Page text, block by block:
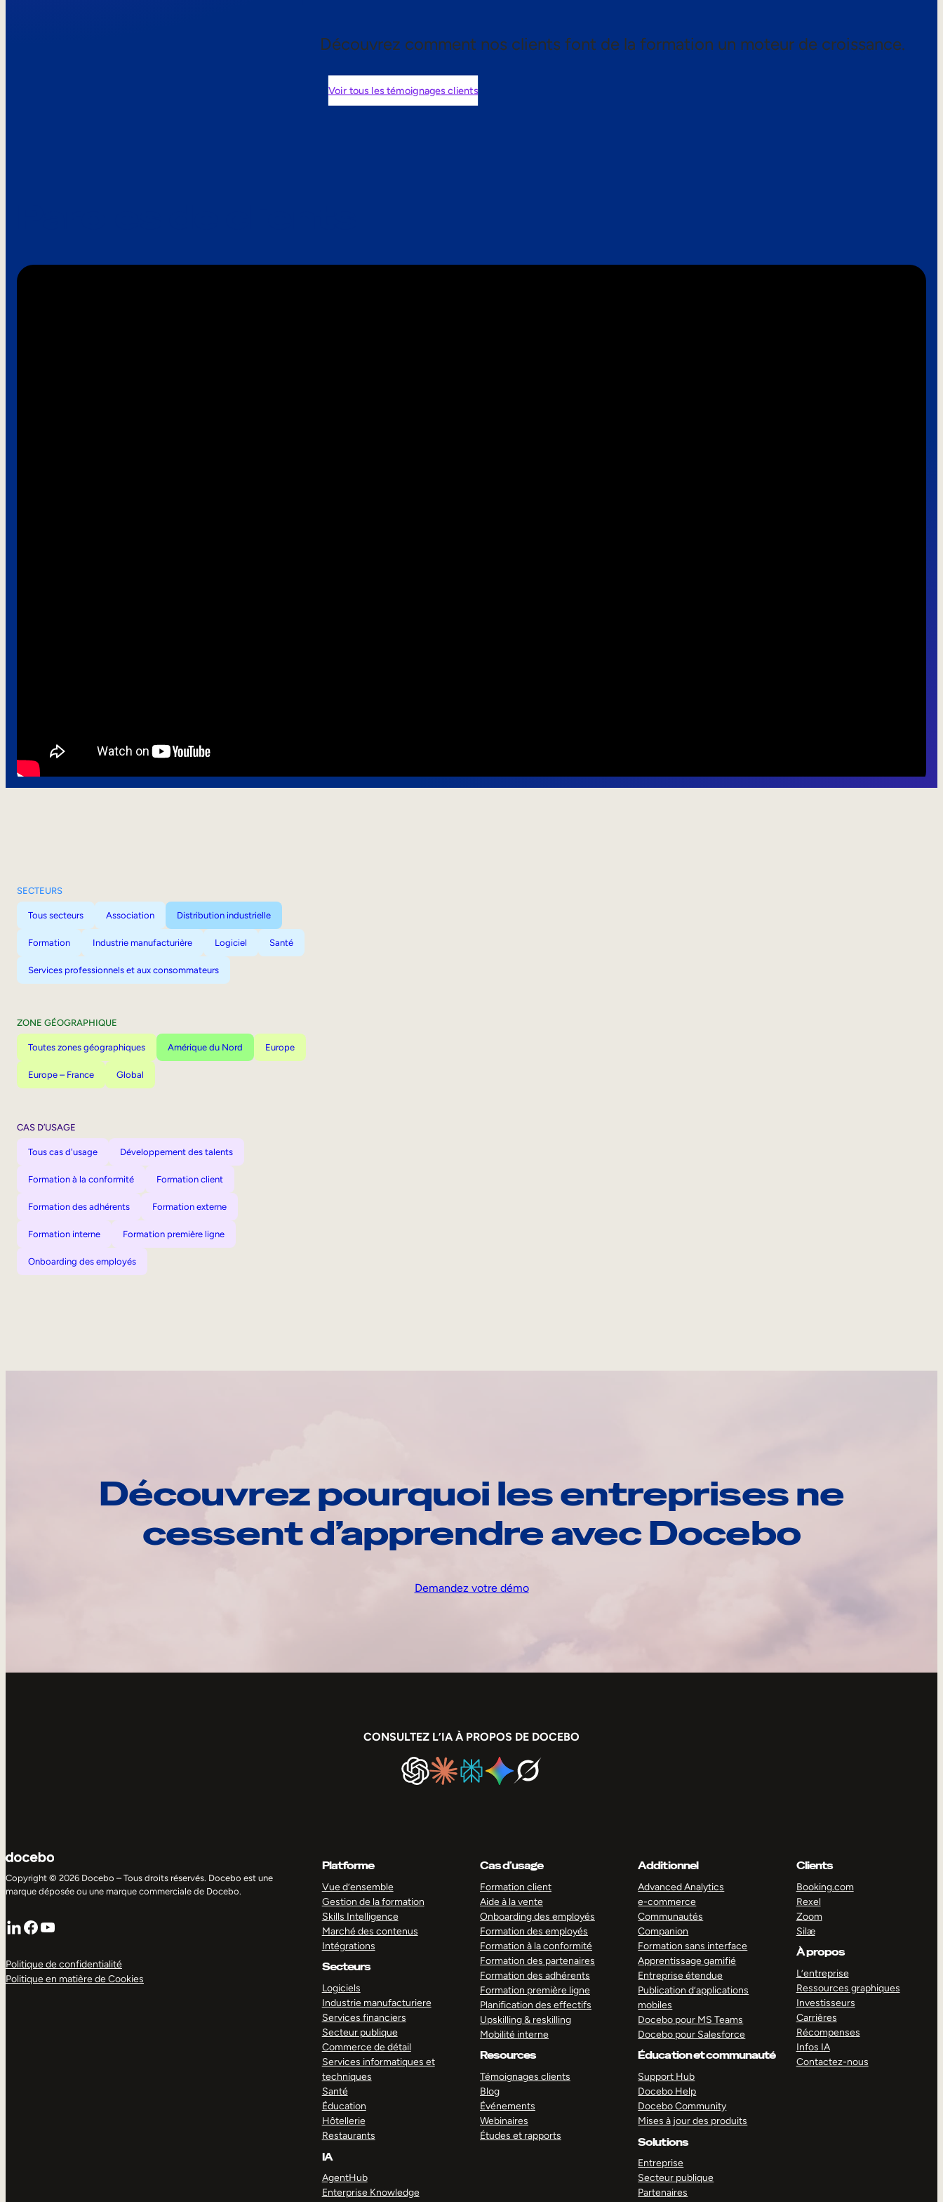
Découvrez comment nos clients font de la formation un moteur de croissance.
Voir tous les témoignages clients
SECTEURS
Tous secteurs Association Distribution industrielle
Formation Industrie manufacturière Logiciel Santé
Services professionnels et aux consommateurs
ZONE GÉOGRAPHIQUE
Toutes zones géographiques Amérique du Nord Europe
Europe – France Global
CAS D’USAGE
Tous cas d'usage Développement des talents
Formation à la conformité Formation client
Formation des adhérents Formation externe
Formation interne Formation première ligne
Onboarding des employés
Découvrez pourquoi les entreprises ne
cessent d’apprendre avec Docebo
Demandez votre démo
CONSULTEZ L’IA À PROPOS DE DOCEBO
Copyright © 2026 Docebo – Tous droits réservés. Docebo est une
marque déposée ou une marque commerciale de Docebo.
LinkedIn
Facebook
YouTube
Politique de confidentialité
Politique en matière de Cookies
Platforme
Vue d’ensemble
Gestion de la formation
Skills Intelligence
Marché des contenus
Intégrations
Secteurs
Logiciels
Industrie manufacturiere
Services financiers
Secteur publique
Commerce de détail
Services informatiques et
techniques
Santé
Éducation
Hôtellerie
Restaurants
IA
AgentHub
Enterprise Knowledge
Cas d’usage
Formation client
Aide à la vente
Onboarding des employés
Formation des employés
Formation à la conformité
Formation des partenaires
Formation des adhérents
Formation première ligne
Planification des effectifs
Upskilling & reskilling
Mobilité interne
Resources
Témoignages clients
Blog
Événements
Webinaires
Études et rapports
Additionnel
Advanced Analytics
e-commerce
Communautés
Companion
Formation sans interface
Apprentissage gamifié
Entreprise étendue
Publication d’applications
mobiles
Docebo pour MS Teams
Docebo pour Salesforce
Éducation et communauté
Support Hub
Docebo Help
Docebo Community
Mises à jour des produits
Solutions
Entreprise
Secteur publique
Partenaires
Clients
Booking.com
Rexel
Zoom
Silæ
À propos
L’entreprise
Ressources graphiques
Investisseurs
Carrières
Récompenses
Infos IA
Contactez-nous